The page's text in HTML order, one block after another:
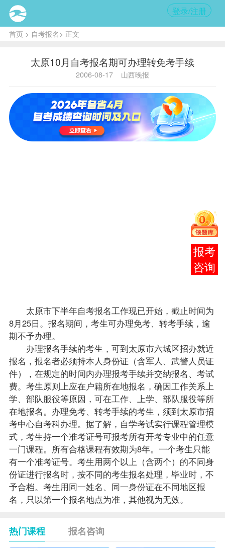
登录/注册
首页> 自考报名> 正文
太原10月自考报名期可办理转免考手续
2006-08-17 山西晚报
内
容提
要:
太原
太原市下半年自考报名工作现已开始，截止时间为
8月25日。 报名期间，考生可办理免考、 转考手续，逾
期不予办理。
办理报名手续的考生，可到太原市六城区招办就近
报名，报名者必须持本人身份证（含军人、武警人员证
件），在规定的时间内办理报考手续并交纳报名、考试
费。考生原则上应在户籍所在地报名，确因工作关系上
学、部队服役等原因，可在工作、上学、部队服役等所
在地报名。办理免考、 转考手续的考生，须到太原市招
考中心自考科办理。据了解，自学考试实行课程管理模
式，考生持一个准考证号可报考所有开考专业中的任意
一门课程。所有合格课程有效期为8年。一个考生只能
有一个准考证号。考生用两个以上（含两个）的不同身
份证进行报名时，按不同的考生报名处理，毕业时，不
予合档。考生用同一姓名、同一身份证在不同地区报
名，只以第一个报名地点为准，其他视为无效。
热门课程 报名咨询
在线
客服